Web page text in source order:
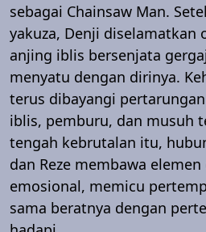
sebagai Chainsaw Man.
yakuza, Denji diselamatkan
anjing iblis bersenjata
menyatu dengan dirinya.
terus dibayangi
iblis, pemburu, dan musuh
tengah kebrutalan itu,
dan Reze membawa
emosional, memicu
sama beratnya dengan